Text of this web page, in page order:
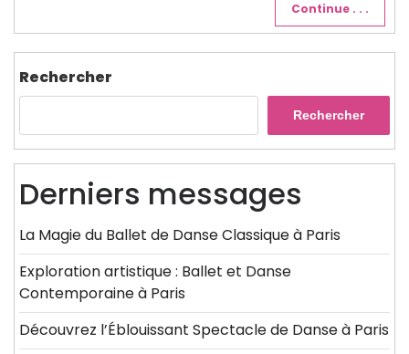
Continue . . .
Rechercher
Rechercher
Derniers messages
La Magie du Ballet de Danse Classique à Paris
Exploration artistique : Ballet et Danse
Contemporaine à Paris
Découvrez l’Éblouissant Spectacle de Danse à Paris